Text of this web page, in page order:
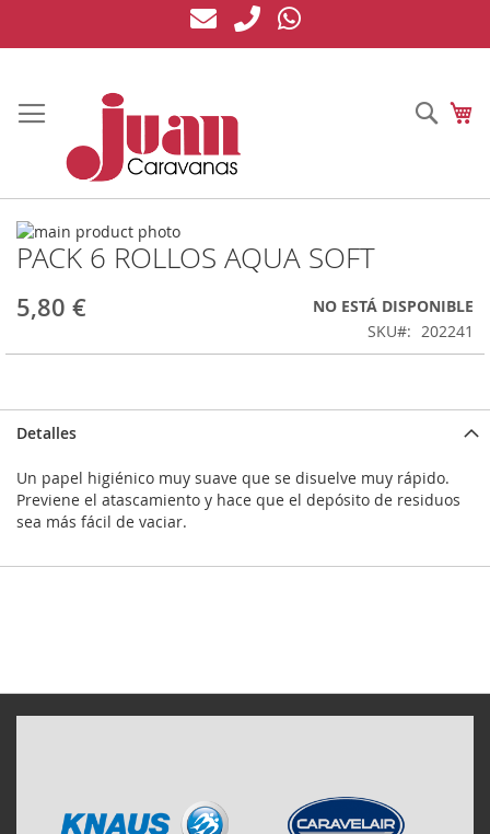
contenido
PACK 6 ROLLOS AQUA SOFT
5,80 €
NO ESTÁ DISPONIBLE
SKU
202241
Saltar
al
final
de
la
de
Saltar
al
comienzo
de
galería
imágenes
Detalles
Un papel higiénico muy suave que se disuelve muy rápido.
Previene el atascamiento y hace que el depósito de residuos
sea más fácil de vaciar.